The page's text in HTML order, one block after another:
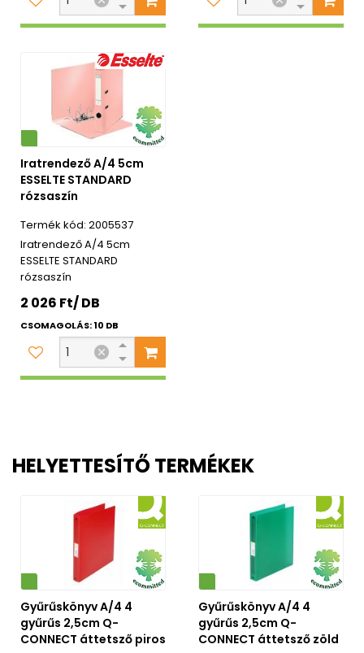
Iratrendező A/4 5cm
ESSELTE STANDARD
rózsaszín
2005537
Iratrendező A/4 5cm
ESSELTE STANDARD
rózsaszín
2 026 Ft/ DB
CSOMAGOLÁS: 10 DB
HELYETTESÍTŐ TERMÉKEK
Gyűrűskönyv A/4 4
gyűrűs 2,5cm Q-
CONNECT áttetsző piros
Környezetbarát
Gyűrűskönyv A/4 4
gyűrűs 2,5cm Q-
CONNECT áttetsző zöld